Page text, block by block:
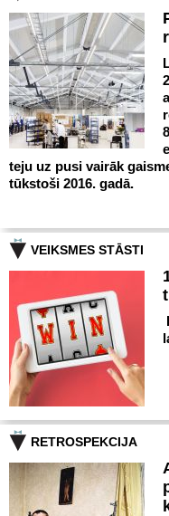
teju uz pusi vairāk
tūkstoši 2016. gadā.
VEIKSMES STĀSTI
RETROSPEKCIJA